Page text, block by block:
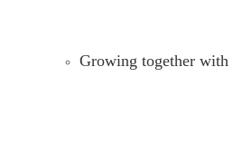
Growing together with